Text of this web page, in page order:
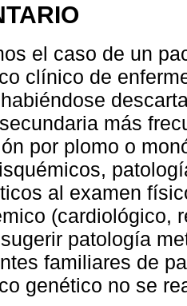
el caso de un
clínico de
más
por plomo o
al examen
(cardiológico,
patología
familiares de
genético no se